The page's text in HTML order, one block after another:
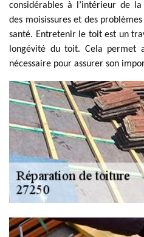
considérables à l’intérieur de
des moisissures et des
santé. Entretenir le toit est un
longévité du toit. Cela permet
nécessaire pour assurer son